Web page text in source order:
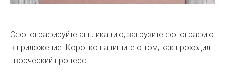
Сфотографируйте аппликацию, загрузите фотографию
в приложение. Коротко напишите о том, как проходил
творческий процесс.